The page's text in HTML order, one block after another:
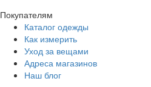
Покупателям
Каталог одежды
Как измерить
Уход за вещами
Адреса магазинов
Наш блог